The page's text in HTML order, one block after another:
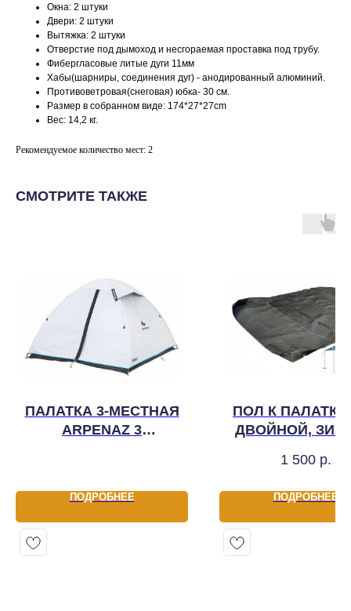
Окна: 2 штуки
Двери: 2 штуки
Вытяжка: 2 штуки
Отверстие под дымоход и несгораемая проставка под трубу.
Фибергласовые литые дуги 11мм
Хабы(шарниры, соединения дуг) - анодированный алюминий.
Противоветровая(снеговая) юбка- 30 см.
Размер в собранном виде: 174*27*27сm
Вес: 14,2 кг.
Рекомендуемое количество мест: 2
СМОТРИТЕ ТАКЖЕ
ПАЛАТКА 3-МЕСТНАЯ
ARPENAZ 3
ПОДРОБНЕЕ
ПОЛ К ПАЛАТКЕ
ДВОЙНОЙ,
1 500 р.
ПОДРОБНЕЕ